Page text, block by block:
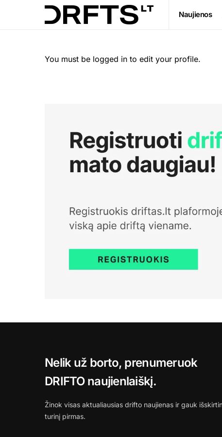
Naujienos
You must be logged in to edit your profile.
Nelik už borto, prenumeruok
DRIFTO naujienlaiškį.
Žinok visas aktualiausias drifto naujienas ir gauk
turinį pirmas.